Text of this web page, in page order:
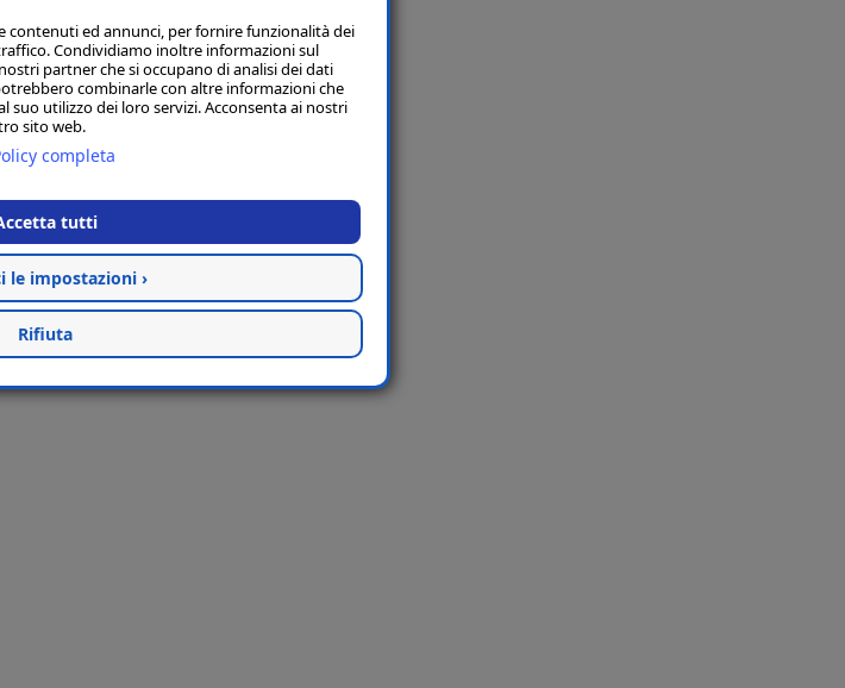
contenuti ed annunci, per fornire funzionalità dei
Condividiamo inoltre informazioni sul
partner che si occupano di analisi dei dati
combinarle con altre informazioni che
suo utilizzo dei loro servizi. Acconsenta ai nostri
sito web.
completa
tutti
le impostazioni ›
Rifiuta